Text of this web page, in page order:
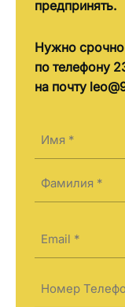
предпринять.
Нужно срочно
по телефону
на почту